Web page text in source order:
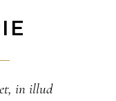
in illud